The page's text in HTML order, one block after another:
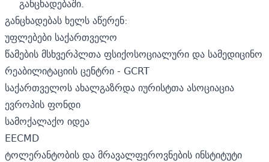
განცხადებაში.
განცხადებას ხელს აწერენ:
უფლებები საქართველო
წამების მსხვერპლთა ფსიქოსოციალური და სამედიცინო
რეაბილიტაციის ცენტრი - GCRT
საქართველოს ახალგაზრდა იურისტთა ასოციაცია
ევროპის ფონდი
სამოქალაქო იდეა
EECMD
ტოლერანტობის და მრავალფეროვნების ინსტიტუტი